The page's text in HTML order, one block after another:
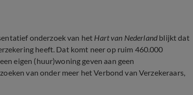
onderzoek van het Hart van Nederland blijkt dat
heeft. Dat komt neer op ruim 460.000
eigen (huur)woning geven aan geen
van onder meer het Verbond van Verzekeraars,